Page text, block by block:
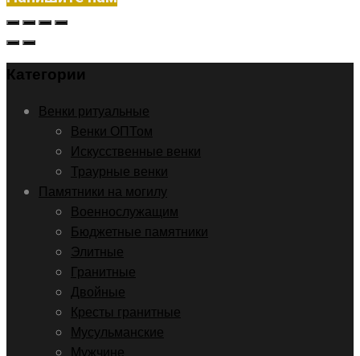
Категории
Венки ритуальные
Венки ОПТом
Искусственные венки
Траурные венки
Памятники на могилу
Военнослужащим
Бюджетные памятники
Элитные
Гранитные
Двойные
Кресты гранитные
Мусульманские